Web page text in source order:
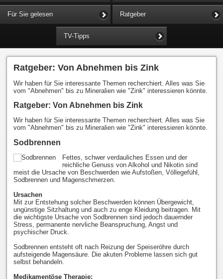
Für Sie gelesen Ratgeber
TV-Tipps
Ratgeber: Von Abnehmen bis Zink
Wir haben für Sie interessante Themen recherchiert. Alles was Sie
vom "Abnehmen" bis zu Mineralien wie "Zink" interessieren könnte.
Ratgeber: Von Abnehmen bis Zink
Wir haben für Sie interessante Themen recherchiert. Alles was Sie
vom "Abnehmen" bis zu Mineralien wie "Zink" interessieren könnte.
Sodbrennen
Fettes, schwer verdauliches Essen und der
reichliche Genuss von Alkohol und Nikotin sind
meist die Ursache von Beschwerden wie Aufstoßen, Völlegefühl,
Sodbrennen und Magenschmerzen.
Ursachen
Mit zur Entstehung solcher Beschwerden können Übergewicht,
ungünstige Sitzhaltung und auch zu enge Kleidung beitragen. Mit
die wichtigste Ursache von Sodbrennen sind jedoch dauernder
Stress, permanente nervliche Beanspruchung, Angst und
psychischer Druck.
Sodbrennen entsteht oft nach Reizung der Speiseröhre durch
aufsteigende Magensäure. Die akuten Probleme lassen sich gut
selbst behandeln.
Medikamentöse Therapie: